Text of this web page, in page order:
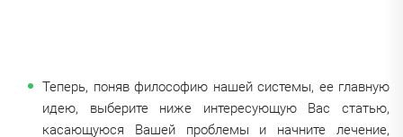
Теперь, поняв философию нашей системы, ее главную
идею, выберите ниже интересующую Вас статью,
касающуюся Вашей проблемы и начните лечение,